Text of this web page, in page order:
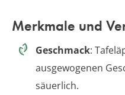
Merkmale und
Geschmack:
ausgewogenen
säuerlich.